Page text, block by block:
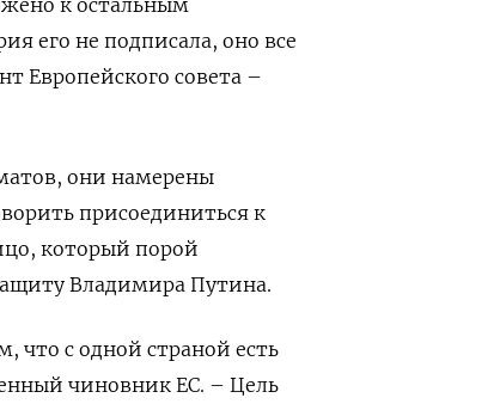
его не подписала, оно все
Европейского совета –
они намерены
присоединиться к
который порой
Владимира Путина.
что с одной страной есть
чиновник ЕС. – Цель